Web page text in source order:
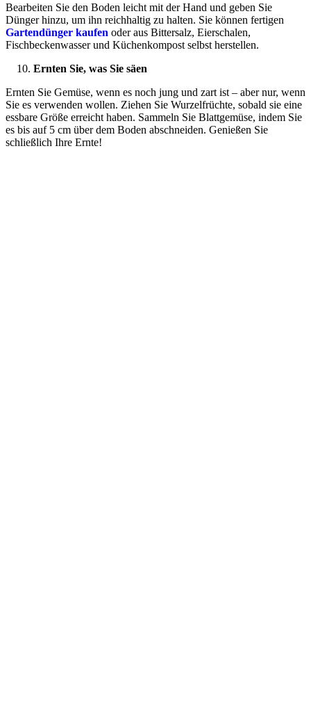
Bearbeiten Sie den Boden leicht mit der Hand und geben Sie
Dünger hinzu, um ihn reichhaltig zu halten. Sie können fertigen
Gartendünger kaufen oder aus Bittersalz, Eierschalen,
Fischbeckenwasser und Küchenkompost selbst herstellen.
Ernten Sie, was Sie säen
Ernten Sie Gemüse, wenn es noch jung und zart ist – aber nur, wenn
Sie es verwenden wollen. Ziehen Sie Wurzelfrüchte, sobald sie eine
essbare Größe erreicht haben. Sammeln Sie Blattgemüse, indem Sie
es bis auf 5 cm über dem Boden abschneiden. Genießen Sie
schließlich Ihre Ernte!